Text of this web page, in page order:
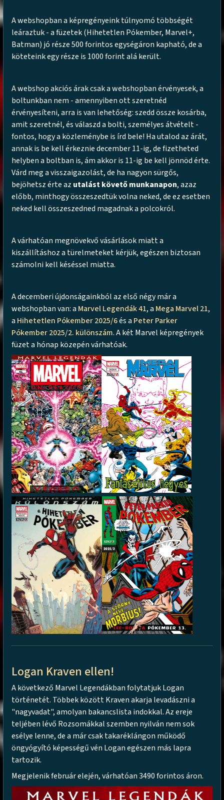
A webshopban a képregényeink túlnyomó többségét
leáraztuk - a füzetek (Hihetetlen Pókember, Marvel+,
Batman) jó része 500 forintos egységáron kapható, de a
köteteink egy része is 1000 forint alá került.
A webshop akciós árak csak a webshopban érvényesek, a
boltunkban nem - amennyiben ott szeretnéd
érvényesíteni, arra is van lehetőség: szedd össze kosárba,
amit szeretnél, és válaszd a bolti, személyes átvételt -
fontos, hogy a közleménybe is írd bele! Ha utalod az árát,
annak is be kell érkeznie december 11-ig, de fizetheted
helyben a boltban is, ám akkor is 11-ig be kell jönnöd érte.
Várd meg a visszaigazolást, de ha nagyon sürgős,
bejöhetsz érte az utalást követő munkanapon, azaz
előbb, minthogy összeszedtük volna neked, de ez esetben
neked kell összeszedned magadnak a polcokról.
A várhatóan megnövekvő vásárlások miatt a
kiszállításhoz a türelmeteket kérjük, egészen biztosan
számolni kell késéssel miatta.
A decemberi újdonságainkból az első négy már a
webshopban van: a Marvel Legendák 41, a Mega Marvel 21,
a Hihetetlen Pókember 2025/6és a Peter Parker
Pókember 2025/2. különszám. A két Marvel képregények
füzet a hónap közepén várhatóak.
Logan Kraven ellen!
A következő Marvel Legendákban folytatjuk Logan
történetét. Többek között Kraven akarja levadászni a
"nagyvadat", amolyan bakancslista indokkal. Az ereje
teljében lévő Rozsomákkal szemben nyilván nem sok
esélye lenne, de a már csak takaréklángon működő
öngyógyító képességű vén Logan egészen más lapra
tartozik.
Megjelenik február elején, várhatóan 3490 forintos áron.